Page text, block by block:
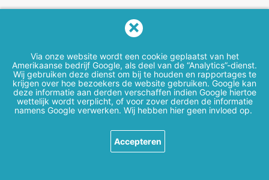
Via onze website wordt een cookie geplaatst van het
Amerikaanse bedrijf Google, als deel van de “Analytics”-dienst.
Wij gebruiken deze dienst om bij te houden en rapportages te
krijgen over hoe bezoekers de website gebruiken. Google kan
deze informatie aan derden verschaffen indien Google hiertoe
wettelijk wordt verplicht, of voor zover derden de informatie
namens Google verwerken. Wij hebben hier geen invloed op.
Accepteren